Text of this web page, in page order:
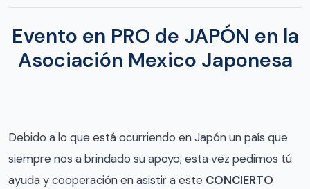
Evento en PRO de JAPÓN en la
Asociación Mexico Japonesa
Debido a lo que está ocurriendo en Japón un país que
siempre nos a brindado su apoyo; esta vez pedimos tú
ayuda y cooperación en asistir a este CONCIERTO